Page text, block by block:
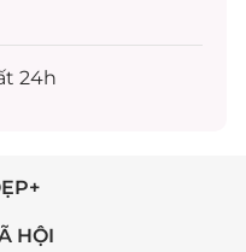
24h
HỘI